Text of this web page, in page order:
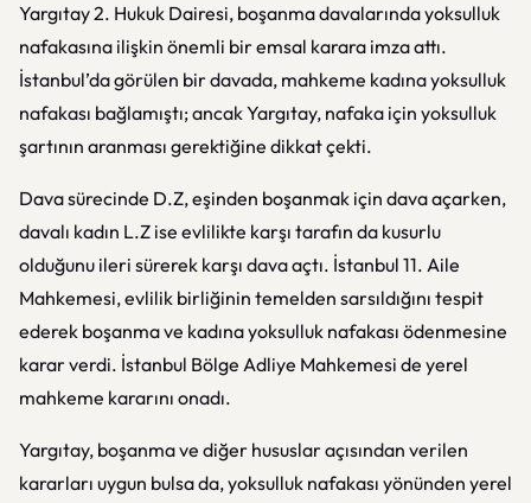
Yargıtay 2. Hukuk Dairesi, boşanma davalarında yoksulluk
nafakasına ilişkin önemli bir emsal karara imza attı.
İstanbul’da görülen bir davada, mahkeme kadına yoksulluk
nafakası bağlamıştı; ancak Yargıtay, nafaka için yoksulluk
şartının aranması gerektiğine dikkat çekti.
Dava sürecinde D.Z, eşinden boşanmak için dava açarken,
davalı kadın L.Z ise evlilikte karşı tarafın da kusurlu
olduğunu ileri sürerek karşı dava açtı. İstanbul 11. Aile
Mahkemesi, evlilik birliğinin temelden sarsıldığını tespit
ederek boşanma ve kadına yoksulluk nafakası ödenmesine
karar verdi. İstanbul Bölge Adliye Mahkemesi de yerel
mahkeme kararını onadı.
Yargıtay, boşanma ve diğer hususlar açısından verilen
kararları uygun bulsa da, yoksulluk nafakası yönünden yerel